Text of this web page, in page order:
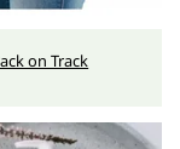
on Track